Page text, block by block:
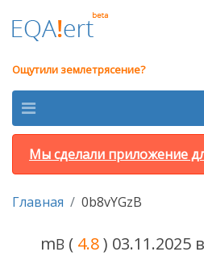
Ощутили землетрясение?
Мы сделали приложение
Главная 0b8vYGzB
mB ( 4.8) 03.11.2025